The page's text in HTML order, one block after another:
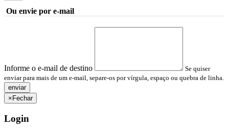
Ou envie por e-mail
Informe o e-mail de destino
Se quiser
enviar para mais de um e-mail, separe-os por vírgula, espaço ou quebra de linha.
× Fechar
Login